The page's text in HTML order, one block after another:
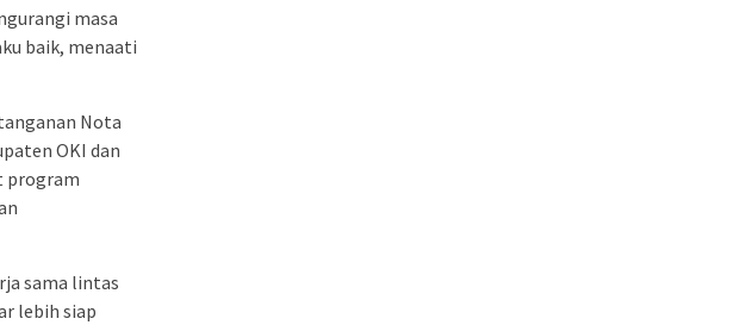
masa
baik, menaati
Nota
OKI dan
program
sama lintas
lebih siap